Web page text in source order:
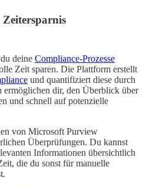
deine Compliance-Prozesse
Zeit sparen. Die Plattform erstellt
und quantifiziert diese durch
ermöglichen dir, den Überblick über
und schnell auf potenzielle
von Microsoft Purview
Überprüfungen. Du kannst
Informationen übersichtlich
die du sonst für manuelle